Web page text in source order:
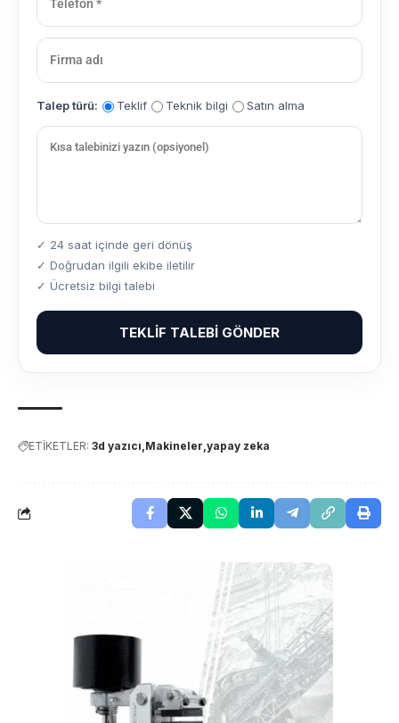
Talep türü: Teklif Teknik bilgi Satın alma
✓ 24 saat içinde geri dönüş
✓ Doğrudan ilgili ekibe iletilir
✓ Ücretsiz bilgi talebi
TEKLIF TALEBI GÖNDER
ETİKETLER: 3d yazıcı Makineler yapay zeka